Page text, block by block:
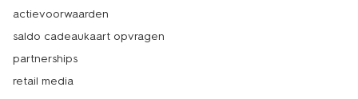
actievoorwaarden
saldo cadeaukaart opvragen
partnerships
retail media